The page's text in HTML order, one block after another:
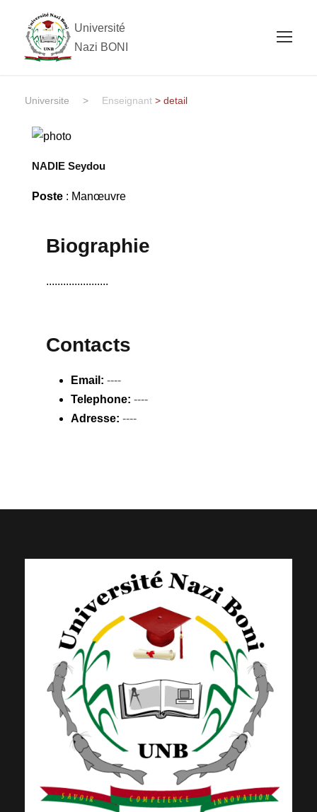
Université
Nazi BONI
Universite > Enseignant > detail
NADIE Seydou
Poste: Manœuvre
Biographie
......................
Contacts
Email: ----
Telephone: ----
Adresse: ----